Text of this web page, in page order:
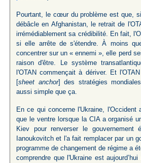
Pourtant, le cœur du problème est que,
débâcle en Afghanistan, le retrait de
irrémédiablement sa crédibilité. En fait,
si elle arrête de s'étendre. À moins
concentrer sur un « ennemi », elle perd
raison d'être. Le système
l'OTAN commençait à dériver. Et
[sheet anchor] des stratégies
aussi simple que ça.
En ce qui concerne l'Ukraine,
que le ventre lorsque la CIA a organisé
Kiev pour renverser le gouvernement
Ianoukovitch et l'a fait remplacer par un
programme de changement de régime a
comprendre que l'Ukraine est